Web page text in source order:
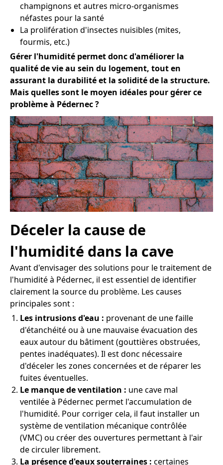
champignons et autres micro-organismes
néfastes pour la santé
La prolifération d'insectes nuisibles (mites,
fourmis, etc.)
Gérer l'humidité permet donc d'améliorer la
qualité de vie au sein du logement, tout en
assurant la durabilité et la solidité de la structure.
Mais quelles sont le moyen idéales pour gérer ce
problème à Pédernec ?
Déceler la cause de
l'humidité dans la cave
Avant d'envisager des solutions pour le traitement de
l'humidité à Pédernec, il est essentiel de identifier
clairement la source du problème. Les causes
principales sont :
Les intrusions d'eau : provenant de une faille
d'étanchéité ou à une mauvaise évacuation des
eaux autour du bâtiment (gouttières obstruées,
pentes inadéquates). Il est donc nécessaire
d'déceler les zones concernées et de réparer les
fuites éventuelles.
Le manque de ventilation : une cave mal
ventilée à Pédernec permet l'accumulation de
l'humidité. Pour corriger cela, il faut installer un
système de ventilation mécanique contrôlée
(VMC) ou créer des ouvertures permettant à l'air
de circuler librement.
La présence d'eaux souterraines : certaines